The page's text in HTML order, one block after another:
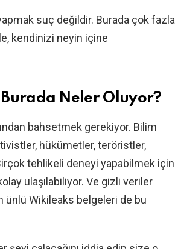
suç değildir. Burada çok fazla
kendinizi neyin içine
Burada Neler Oluyor?
bahsetmek gerekiyor. Bilim
hükümetler, teröristler,
tehlikeli deneyi yapabilmek için
ulaşılabiliyor. Ve gizli veriler
ünlü Wikileaks belgeleri de bu